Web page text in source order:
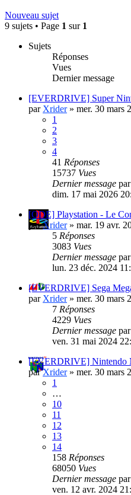
Nouveau sujet
9 sujets • Page 1 sur 1
Sujets
Réponses
Vues
Dernier message
[EVERDRIVE] Super
par Xrider» mer. 30 mars
1
2
3
4
41 Réponses
15737 Vues
Dernier message par
dim. 17 mai 2026
[ODE] Playstation - Le
parXrider» mar. 19 avr.
5 Réponses
3083 Vues
Dernier message par
lun. 23 déc. 2024
[EVERDRIVE] Sega
par Xrider» mer. 30 mars
7 Réponses
4229 Vues
Dernier message par
ven. 31 mai 2024
[EVERDRIVE] Nintendo
parXrider» mer. 30 mars
1
…
10
11
12
13
14
158 Réponses
68050 Vues
Dernier message par
ven. 12 avr. 2024